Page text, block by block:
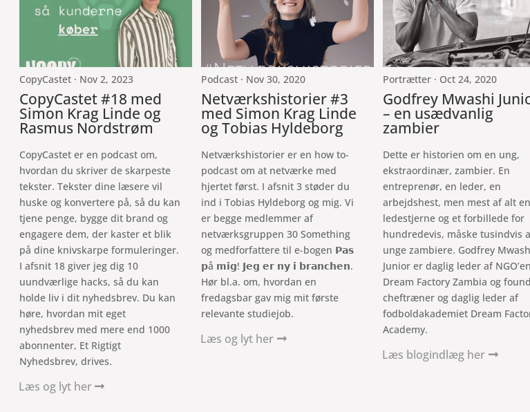
CopyCastet · Nov 2, 2023
CopyCastet #18 med
Simon Krag Linde og
Rasmus Nordstrøm
CopyCastet er en podcast om,
hvordan du skriver de skarpeste
tekster. Tekster dine læsere vil
huske og konvertere på, så du kan
tjene penge, bygge dit brand og
engagere dem, der kaster et blik
på dine knivskarpe formuleringer.
I afsnit 18 giver jeg dig 10
uundværlige hacks, så du kan
holde liv i dit nyhedsbrev. Du kan
høre, hvordan mit eget
nyhedsbrev med mere end 1000
abonnenter, Et Rigtigt
Nyhedsbrev, drives.
Læs og lyt her
Podcast · Nov 30, 2020
Netværkshistorier #3
med Simon Krag Linde
og Tobias Hyldeborg
Netværkshistorier er en how to-
podcast om at netværke med
hjertet først. I afsnit 3 støder du
ind i Tobias Hyldeborg og mig. Vi
er begge medlemmer af
netværksgruppen 30 Something
og medforfattere til e-bogen 𝗣𝗮𝘀
𝗽å 𝗺𝗶𝗴! 𝗝𝗲𝗴 𝗲𝗿 𝗻𝘆 𝗶 𝗯𝗿𝗮𝗻𝗰𝗵𝗲𝗻.
Hør bl.a. om, hvordan en
fredagsbar gav mig mit første
relevante studiejob.
Læs og lyt her
Portrætter · Oct 24, 2020
Godfrey Mwashi
– en usædvanlig
zambier
Dette er historien om en ung,
ekstraordinær, zambier. En
entreprenør, en leder, en
arbejdshest, men mest af alt en
ledestjerne og et forbillede for
hundredevis, måske tusindvis
unge zambiere. Godfrey
Junior er daglig leder af NGO’en
Dream Factory Zambia og
cheftræner og daglig leder af
fodboldakademiet Dream
Academy.
Læs blogindlæg her